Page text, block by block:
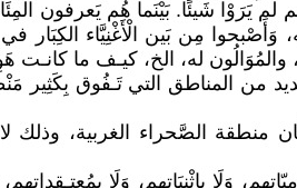
لم يَرَوْا شَيئًا. بَيْنَما هُم يَعرفون
وَأَصْبحوا مِن بَين الْأَغْنِيَّاء الكِبَار
والمُوَالُون له، الخ، كيـف ما كانـت
من المناطق التي تَـفُوق بِكَثِير
منطقة الصَّحراء الغربية، وذلك
وَلَا بِإِثْنِيَاتِهِم، وَلَا